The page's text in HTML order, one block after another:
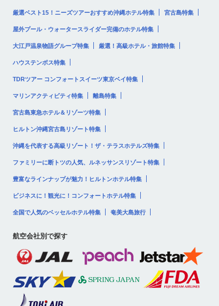
厳選ベスト15！ニーズツアーおすすめ沖縄ホテル特集 宮古島特集
屋外プール・ウォータースライダー完備のホテル特集
大江戸温泉物語グループ特集 厳選！高級ホテル・旅館特集
ハウステンボス特集
TDRツアー コンフォートスイーツ東京ベイ特集
マリンアクティビティ特集 離島特集
宮古島東急ホテル＆リゾーツ特集
ヒルトン沖縄宮古島リゾート特集
沖縄を代表する高級リゾート！ザ・テラスホテルズ特集
ファミリーに断トツの人気、ルネッサンスリゾート特集
豊富なラインナップが魅力！ヒルトンホテル特集
ビジネスに！観光に！コンフォートホテル特集
全国で人気のベッセルホテル特集 奄美大島旅行
航空会社別で探す